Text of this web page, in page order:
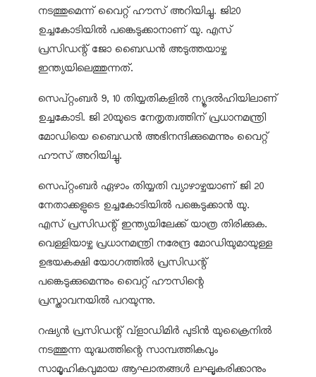
നടത്തുമെന്ന് വൈറ്റ് ഹൗസ് അറിയിച്ചു. ജി20
ഉച്ചകോടിയില്‍ പങ്കെടുക്കാനാണ് യു. എസ്
പ്രസിഡന്റ് ജോ ബൈഡന്‍ അടുത്തയാഴ്ച
ഇന്ത്യയിലെത്തുന്നത്.
സെപ്റ്റംബര്‍ 9, 10 തിയ്യതികളില്‍ ന്യൂദല്‍ഹിയിലാണ്
ഉച്ചകോടി. ജി 20യുടെ നേതൃത്വത്തിന് പ്രധാനമന്ത്രി
മോഡിയെ ബൈഡന്‍ അഭിനന്ദിക്കുമെന്നും വൈറ്റ്
ഹൗസ് അറിയിച്ചു.
സെപ്റ്റംബര്‍ ഏഴാം തിയ്യതി വ്യാഴാഴ്ചയാണ് ജി 20
നേതാക്കളുടെ ഉച്ചകോടിയില്‍ പങ്കെടുക്കാന്‍ യു.
എസ് പ്രസിഡന്റ് ഇന്ത്യയിലേക്ക് യാത്ര തിരിക്കുക.
വെള്ളിയാഴ്ച പ്രധാനമന്ത്രി നരേന്ദ്ര മോഡിയുമായുള്ള
ഉഭയകക്ഷി യോഗത്തില്‍ പ്രസിഡന്റ്
പങ്കെടുക്കുമെന്നും വൈറ്റ് ഹൗസിന്റെ
പ്രസ്താവനയില്‍ പറയുന്നു.
റഷ്യന്‍ പ്രസിഡന്റ് വ്ളാഡിമിര്‍ പുടിന്‍ യുക്രൈനില്‍
നടത്തുന്ന യുദ്ധത്തിന്റെ സാമ്പത്തികവും
സാമൂഹികവുമായ ആഘാതങ്ങള്‍ ലഘൂകരിക്കാനും